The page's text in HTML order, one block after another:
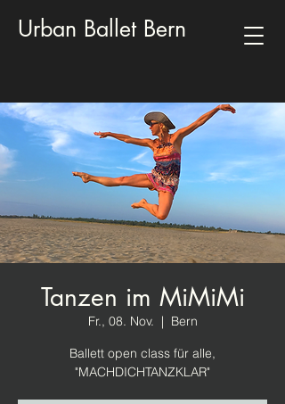
Urban Ballet Bern
Tanzen im MiMiMi
Fr., 08. Nov.
  |
Bern
Ballett open class für alle,
"MACHDICHTANZKLAR"